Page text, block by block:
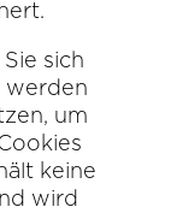
sich
werden
um
keine
wird